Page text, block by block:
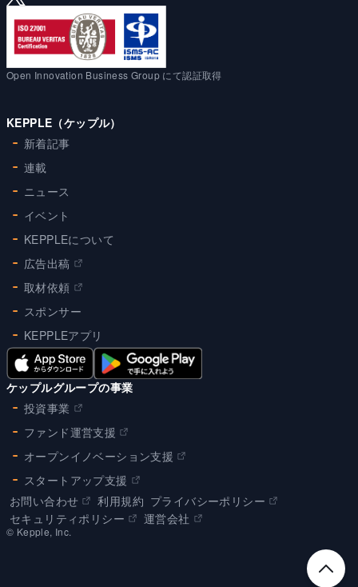
Open Innovation Business Group にて認証取得
KEPPLE（ケップル）
新着記事
連載
ニュース
イベント
KEPPLEについて
広告出稿
取材依頼
スポンサー
KEPPLEアプリ
ケップルグループの事業
投資事業
ファンド運営支援
オープンイノベーション支援
スタートアップ支援
お問い合わせ
利用規約 プライバシーポリシー
セキュリティポリシー
運営会社
©︎ Kepple, Inc.